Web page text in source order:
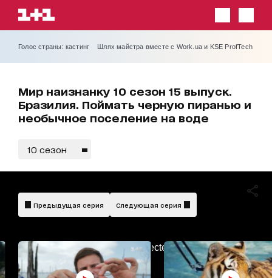
Голос страны: кастинг Шлях майстра вместе с Work.ua и KSE ProfTech
Мир наизнанку 10 сезон 15 выпуск.
Бразилия. Поймать черную пиранью и
необычное поселение на воде
10 сезон
AdBlockDetected!
Предыдущая серия Следующая серия